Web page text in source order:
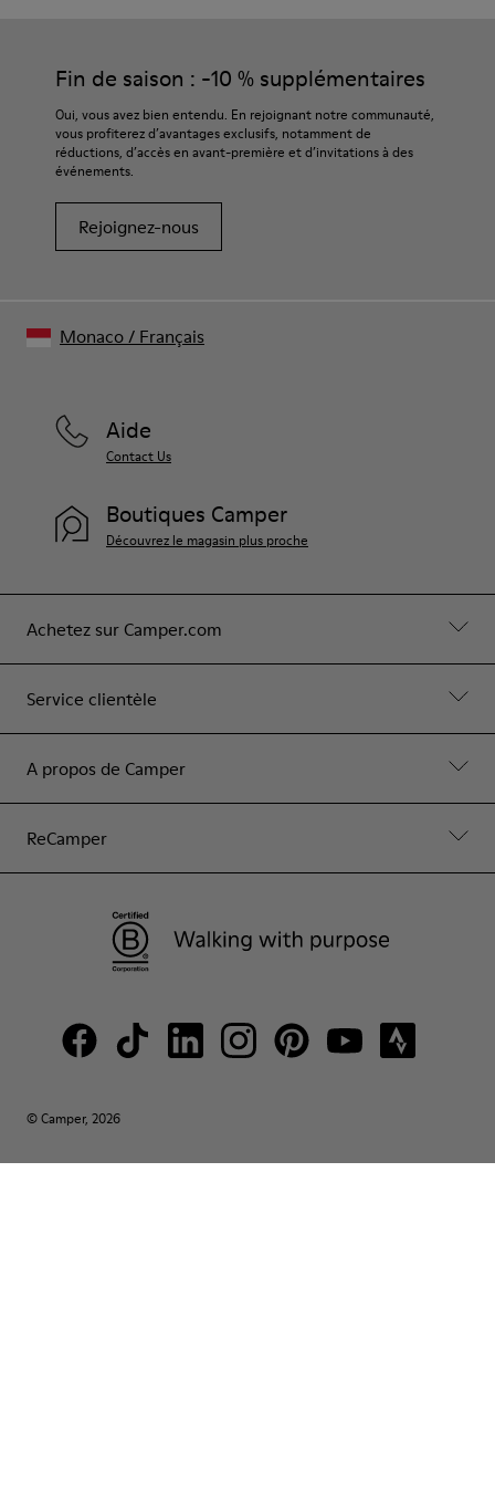
Fin de saison : -10 % supplémentaires
Oui, vous avez bien entendu. En rejoignant notre communauté,
vous profiterez d’avantages exclusifs, notamment de
réductions, d’accès en avant-première et d’invitations à des
événements.
Rejoignez-nous
Achetez sur Camper.com
Service clientèle
A propos de Camper
ReCamper
Aide
Contact Us
Boutiques Camper
Découvrez le magasin plus proche
© Camper, 2026
Monaco/ Français